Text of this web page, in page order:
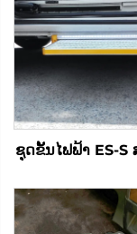
ຊຸດຂັ້ນໄຟຟ້າ ES-S